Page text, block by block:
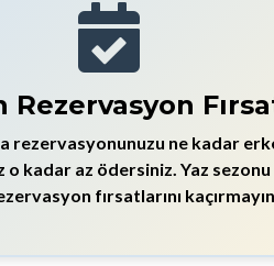
Rezervasyon
rezervasyonunuzu ne kadar
o kadar az ödersiniz. Yaz sezonu
fırsatlarını